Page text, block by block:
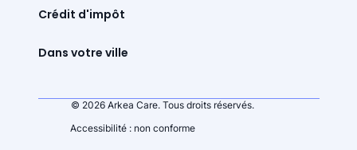
Crédit d'impôt
Dans votre ville
© 2026 Arkea Care. Tous droits réservés.
Accessibilité : non conforme